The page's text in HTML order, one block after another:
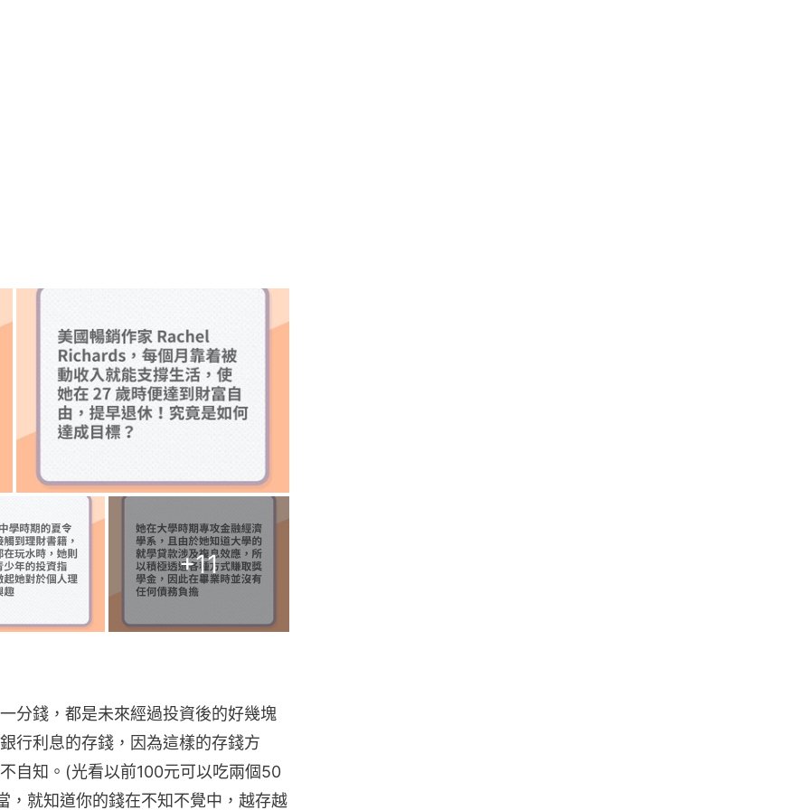
+11
分錢，都是未來經過投資後的好幾塊
行利息的存錢，因為這樣的存錢方
自知。(光看以前100元可以吃兩個50
，就知道你的錢在不知不覺中，越存越